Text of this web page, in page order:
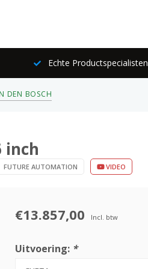
Echte Productspecialisten
DEN BOSCH
inch
FUTURE AUTOMATION VIDEO
€13.857,00 Incl. btw
Uitvoering: *